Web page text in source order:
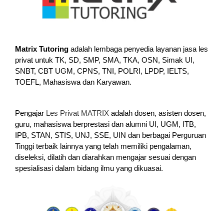
Matrix Tutoring adalah lembaga penyedia layanan jasa les
privat untuk TK, SD, SMP, SMA, TKA, OSN, Simak UI,
SNBT, CBT UGM, CPNS, TNI, POLRI, LPDP, IELTS,
TOEFL, Mahasiswa dan Karyawan.
Pengajar Les Privat MATRIX adalah dosen, asisten dosen,
guru, mahasiswa berprestasi dan alumni UI, UGM, ITB,
IPB, STAN, STIS, UNJ, SSE, UIN dan berbagai Perguruan
Tinggi terbaik lainnya yang telah memiliki pengalaman,
diseleksi, dilatih dan diarahkan mengajar sesuai dengan
spesialisasi dalam bidang ilmu yang dikuasai.